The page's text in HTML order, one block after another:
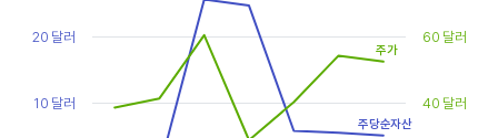
주가순자산배수는 자기자본이익률이 높을때와 낮을때에 따라 다르게 평가받습니다. 현재
ROE와 비슷한 ROE를 기록한 과거년도를 찾고, 그 당시 시장에서 평가 받은
주가순자산배수(PBR)를 확인해 현재 주가의 저평가 여부를 판단하는 것이 좋습니다.
The chart has 1 X axis displaying categories.
The chart has 2 Y axes displaying values, and values.
10 달러
20 달러
40 달러
60 달러
주당순자산
주가